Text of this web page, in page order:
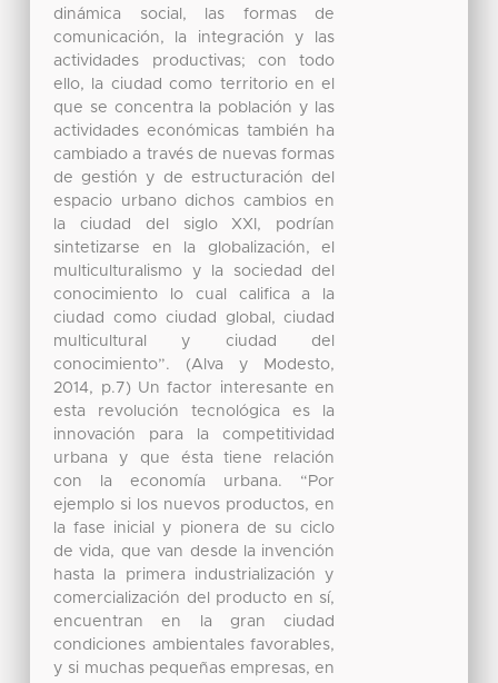
dinámica social, las formas de
comunicación, la integración y las
actividades productivas; con todo
ello, la ciudad como territorio en el
que se concentra la población y las
actividades económicas también ha
cambiado a través de nuevas formas
de gestión y de estructuración del
espacio urbano dichos cambios en
la ciudad del siglo XXI, podrían
sintetizarse en la globalización, el
multiculturalismo y la sociedad del
conocimiento lo cual califica a la
ciudad como ciudad global, ciudad
multicultural y ciudad del
conocimiento”. (Alva y Modesto,
2014, p.7) Un factor interesante en
esta revolución tecnológica es la
innovación para la competitividad
urbana y que ésta tiene relación
con la economía urbana. “Por
ejemplo si los nuevos productos, en
la fase inicial y pionera de su ciclo
de vida, que van desde la invención
hasta la primera industrialización y
comercialización del producto en sí,
encuentran en la gran ciudad
condiciones ambientales favorables,
y si muchas pequeñas empresas, en